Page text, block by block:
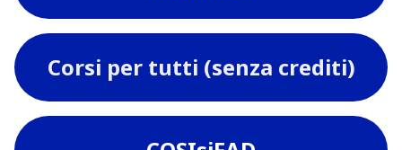
Corsi per tutti (senza crediti)